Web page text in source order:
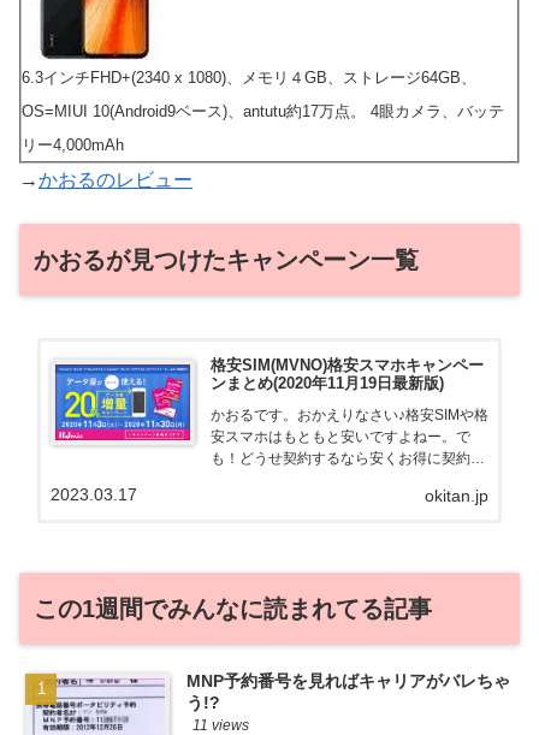
6.3インチFHD+(2340 x 1080)、メモリ４GB、ストレージ64GB、
OS=MIUI 10(Android9ベース)、antutu約17万点。 4眼カメラ、バッテ
リー4,000mAh
→かおるのレビュー
かおるが見つけたキャンペーン一覧
格安SIM(MVNO)格安スマホキャンペー
ンまとめ(2020年11月19日最新版)
かおるです。おかえりなさい♪格安SIMや格
安スマホはもともと安いですよねー。で
も！どうせ契約するなら安くお得に契約し
る自身も、そういう案件を常に狙ってます
okitan.jp
2023.03.17
この1週間でみんなに読まれてる記事
MNP予約番号を見ればキャリアがバレちゃ
う!?
11 views